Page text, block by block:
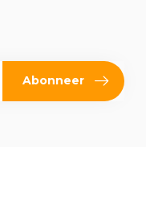
Abonneer